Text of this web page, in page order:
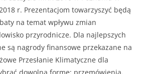
r. Prezentacjom towarzyszyć będą
na temat wpływu zmian
przyrodnicze. Dla najlepszych
są nagrody finansowe przekazane na
Przesłanie Klimatyczne dla